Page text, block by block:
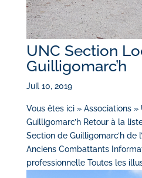
UNC Section
Guilligomarc’h
Juil 10, 2019
Vous êtes ici » Associations
Guilligomarc’h Retour à la
Section de Guilligomarc’h de
Anciens Combattants
professionnelle Toutes les